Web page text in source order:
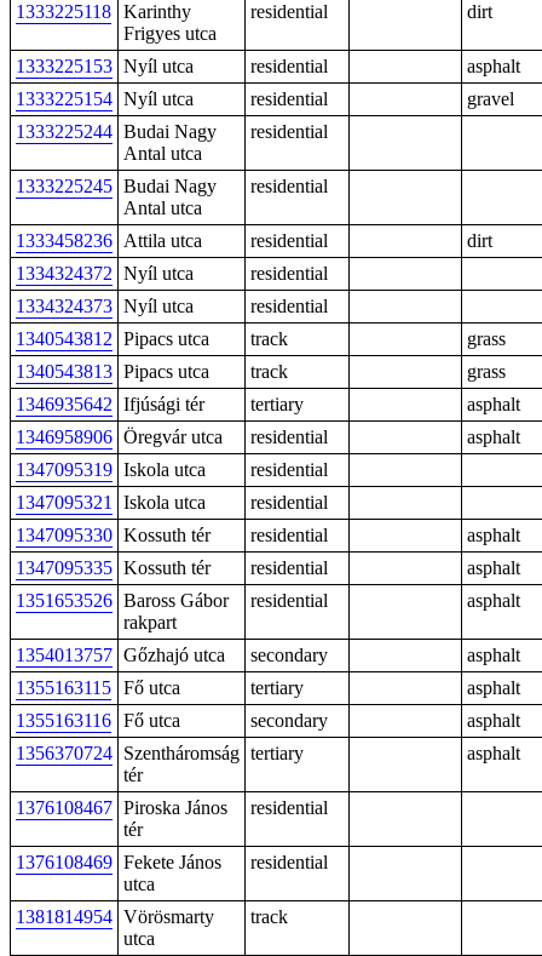
1333225118 Karinthy
Frigyes utca
residential dirt
1333225153 Nyíl utca residential
asphalt
1333225154 Nyíl utca residential
gravel
1333225244 Budai Nagy
Antal utca
residential
1333225245 Budai Nagy
Antal utca
residential
1333458236 Attila utca residential
dirt
1334324372 Nyíl utca
residential
1334324373 Nyíl utca
residential
1340543812 Pipacs utca track
grass
1340543813 Pipacs utca track
grass
1346935642 Ifjúsági tér tertiary
asphalt
1346958906 Öregvár utca residential
asphalt
1347095319 Iskola utca
residential
1347095321
Iskola utca
residential
1347095330 Kossuth tér residential
asphalt
1347095335 Kossuth tér residential
asphalt
1351653526 Baross Gábor
rakpart
residential asphalt
1354013757 Gőzhajó utca secondary
asphalt
1355163115 Fő utca tertiary
asphalt
1355163116 Fő utca secondary
asphalt
1356370724 Szentháromság
tér
tertiary asphalt
1376108467 Piroska János
tér
residential
1376108469 Fekete János
utca
residential
1381814954 Vörösmarty
utca
track